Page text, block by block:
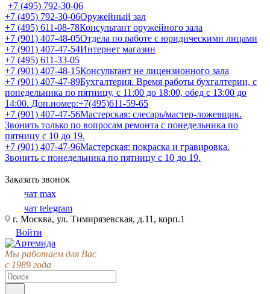
+7 (495) 792-30-06
+7 (495) 792-30-06Оружейный зал
+7 (495) 611-08-78Консультант оружейного зала
+7 (901) 407-48-05Отдела по работе с юридическими лицами
+7 (901) 407-47-54Интернет магазин
+7 (495) 611-33-05
+7 (901) 407-48-15Консультант не лицензионного зала
+7 (901) 407-47-89Бухгалтерия. Время работы бухгалтерии, с
понедельника по пятницу, с 11:00 до 18:00, обед с 13:00 до
14:00. Доп.номер:+7(495)611-59-65
+7 (901) 407-47-56Мастерская: слесарь/мастер-ложевщик.
Звонить только по вопросам ремонта с понедельника по
пятницу с 10 до 19.
+7 (901) 407-47-96Мастерская: покраска и гравировка.
Звонить с понедельника по пятницу с 10 до 19.
Заказать звонок
чат max
чат telegram
г. Москва, ул. Тимирязевская, д.11, корп.1
Войти
Мы работаем для Вас
с 1989 года